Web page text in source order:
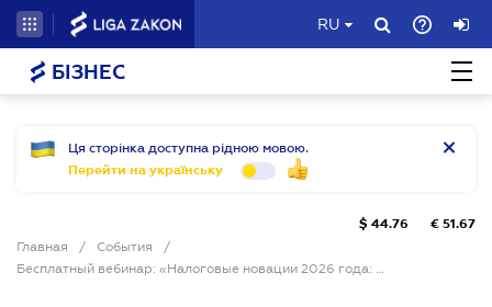
RU
БІЗНЕС
Ця сторінка доступна рідною мовою.
Перейти на українську
Главная / События
/
Бесплатный вебинар: «Налоговые новации 2026 года: ключевые изменения, практика применения, взаимодействие с контролирующими органами»
$ 44.76 € 51.67